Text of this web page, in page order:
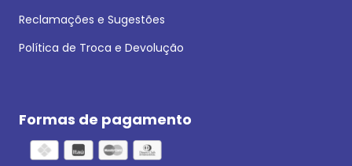
Reclamações e Sugestões
Política de Troca e Devolução
Formas de pagamento